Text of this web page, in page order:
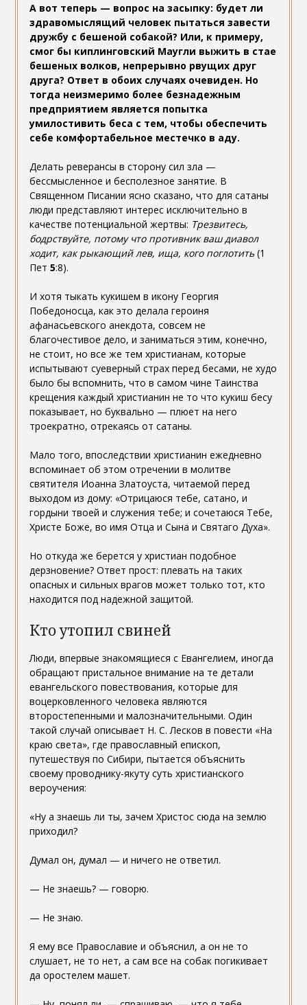
А вот теперь — вопрос на засыпку: будет ли
здравомыслящий человек пытаться завести
дружбу с бешеной собакой? Или, к примеру,
смог бы киплинговский Маугли выжить в стае
бешеных волков, непрерывно рвущих друг
друга? Ответ в обоих случаях очевиден. Но
тогда неизмеримо более безнадежным
предприятием является попытка
умилостивить беса с тем, чтобы обеспечить
себе комфортабельное местечко в аду.
Делать реверансы в сторону сил зла —
бессмысленное и бесполезное занятие. В
Священном Писании ясно сказано, что для сатаны
люди представляют интерес исключительно в
качестве потенциальной жертвы: Трезвитесь,
бодрствуйте, потому что противник ваш диавол
ходит, как рыкающий лев, ища, кого поглотить(1
Пет 5:8).
И хотя тыкать кукишем в икону Георгия
Победоносца, как это делала героиня
афанасьевского анекдота, совсем не
благочестивое дело, и заниматься этим, конечно,
не стоит, но все же тем христианам, которые
испытывают суеверный страх перед бесами, не худо
было бы вспомнить, что в самом чине Таинства
крещения каждый христианин не то что кукиш бесу
показывает, но буквально — плюет на него
троекратно, отрекаясь от сатаны.
Мало того, впоследствии христианин ежедневно
вспоминает об этом отречении в молитве
святителя Иоанна Златоуста, читаемой перед
выходом из дому: «Отрицаюся тебе, сатано, и
гордыни твоей и служения тебе; и сочетаюся Тебе,
Христе Боже, во имя Отца и Сына и Святаго Духа».
Но откуда же берется у христиан подобное
дерзновение? Ответ прост: плевать на таких
опасных и сильных врагов может только тот, кто
находится под надежной защитой.
Кто утопил свиней
Люди, впервые знакомящиеся с Евангелием, иногда
обращают пристальное внимание на те детали
евангельского повествования, которые для
воцерковленного человека являются
второстепенными и малозначительными. Один
такой случай описывает Н. С. Лесков в повести «На
краю света», где православный епископ,
путешествуя по Сибири, пытается объяснить
своему проводнику-якуту суть христианского
вероучения:
«Ну а знаешь ли ты, зачем Христос сюда на землю
приходил?
Думал он, думал — и ничего не ответил.
— Не знаешь? — говорю.
— Не знаю.
Я ему все Православие и объяснил, а он не то
слушает, не то нет, а сам все на собак погикивает
да оростелем машет.